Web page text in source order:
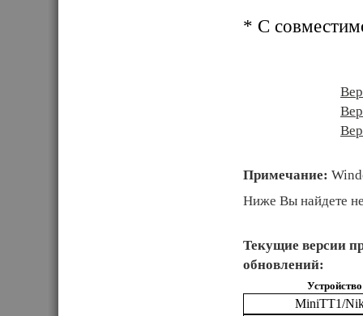
* С
Примечание:
Ниже Вы найдете
Текущие версии
обновлений:
Устройство
MiniTT1/